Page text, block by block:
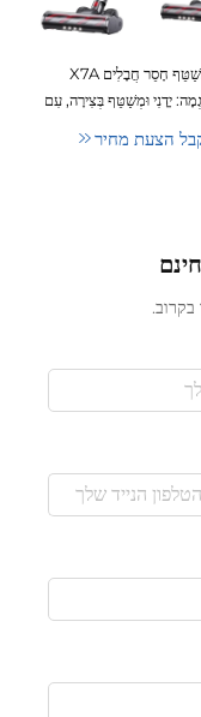
מְשַׁטֵּף חָסֵר חֲבָלִים X7A
יָדָנִי וּמְשַׁטֵּף בְּצִירָה, עִם
הצעת מחיר
בקרוב.